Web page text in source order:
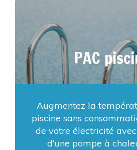
PAC
Augmentez la
piscine sans
de votre électricité
d’une pompe à